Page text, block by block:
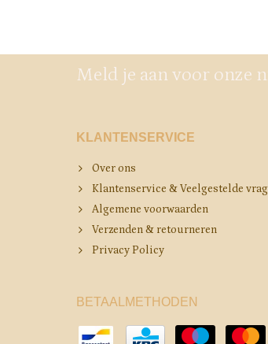
Meld je aan voor onze
KLANTENSERVICE
Over ons
Klantenservice & Veelgestelde
Algemene voorwaarden
Verzenden & retourneren
Privacy Policy
BETAALMETHODEN